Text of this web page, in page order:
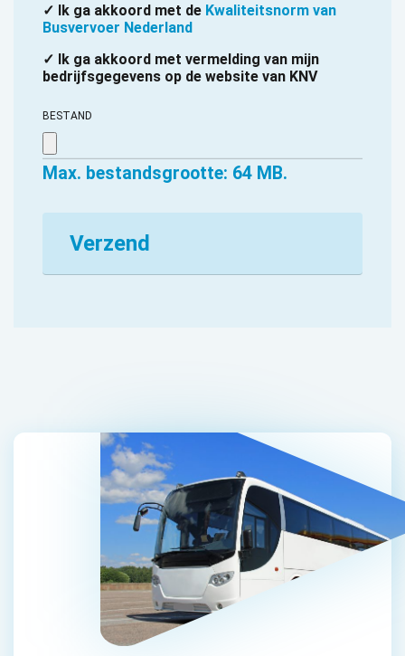
✓ Ik ga akkoord met de Kwaliteitsnorm van
Busvervoer Nederland
✓ Ik ga akkoord met vermelding van mijn
bedrijfsgegevens op de website van KNV
BESTAND
Max. bestandsgrootte: 64 MB.